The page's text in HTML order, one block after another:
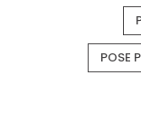
POSE